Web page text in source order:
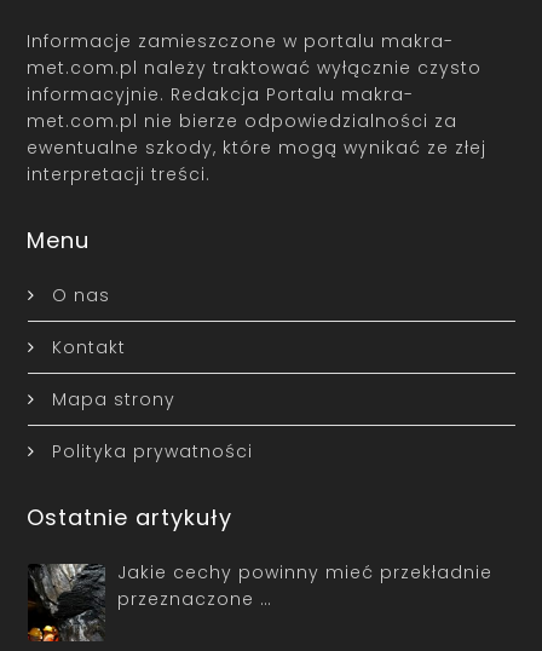
Informacje zamieszczone w portalu makra-
met.com.pl należy traktować wyłącznie czysto
informacyjnie. Redakcja Portalu makra-
met.com.pl nie bierze odpowiedzialności za
ewentualne szkody, które mogą wynikać ze złej
interpretacji treści.
Menu
O nas
Kontakt
Mapa strony
Polityka prywatności
Ostatnie artykuły
Jakie cechy powinny mieć przekładnie
przeznaczone …